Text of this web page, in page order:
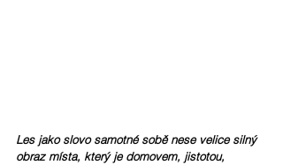
Les jako slovo samotné sobě nese velice silný
obraz místa, který je domovem, jistotou,